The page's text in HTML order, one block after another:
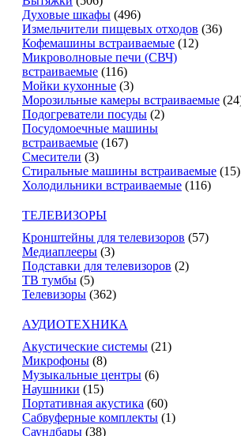
Духовые шкафы (496)
Измельчители пищевых отходов (36)
Кофемашины встраиваемые (12)
Микроволновые печи (СВЧ)
встраиваемые (116)
Мойки кухонные (3)
Морозильные камеры встраиваемые
Подогреватели посуды (2)
Посудомоечные машины
встраиваемые (167)
Смесители (3)
Стиральные машины встраиваемые (15)
Холодильники встраиваемые (116)
ТЕЛЕВИЗОРЫ
Кронштейны для телевизоров (57)
Медиаплееры (3)
Подставки для телевизоров (2)
ТВ тумбы (5)
Телевизоры (362)
АУДИОТЕХНИКА
Акустические системы (21)
Микрофоны (8)
Музыкальные центры (6)
Наушники (15)
Портативная акустика (60)
Сабвуферные комплекты (1)
Саундбары (38)